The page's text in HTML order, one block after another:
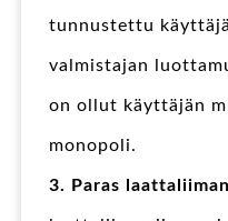
tunnustettu
valmistajan
on ollut käyttäjän
monopoli.
3. Paras